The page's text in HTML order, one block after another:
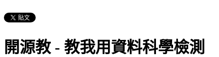
開源教 - 教我用資料科學檢測